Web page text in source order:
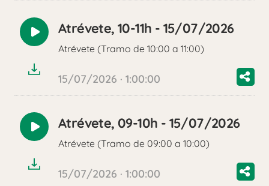
Reproducir
audio
Atrévete, 10-11h - 15/07/2026
Atrévete (Tramo de 10:00 a 11:00)
15/07/2026 · 1:00:00
Reproducir
audio
Atrévete, 09-10h - 15/07/2026
Atrévete (Tramo de 09:00 a 10:00)
15/07/2026 · 1:00:00